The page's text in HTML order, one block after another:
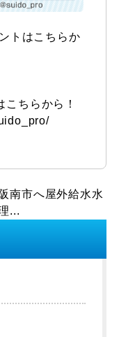
トはこちらか
ちらから！
南市へ屋外給水水
...